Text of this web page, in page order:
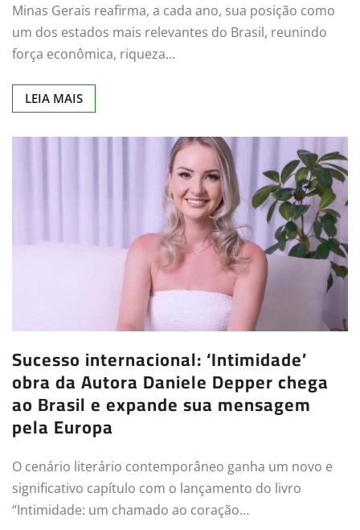
Minas Gerais reafirma, a cada ano, sua posição como
um dos estados mais relevantes do Brasil, reunindo
força econômica, riqueza…
LEIA MAIS
Sucesso internacional: ‘Intimidade’
obra da Autora Daniele Depper chega
ao Brasil e expande sua mensagem
pela Europa
O cenário literário contemporâneo ganha um novo e
significativo capítulo com o lançamento do livro
“Intimidade: um chamado ao coração…